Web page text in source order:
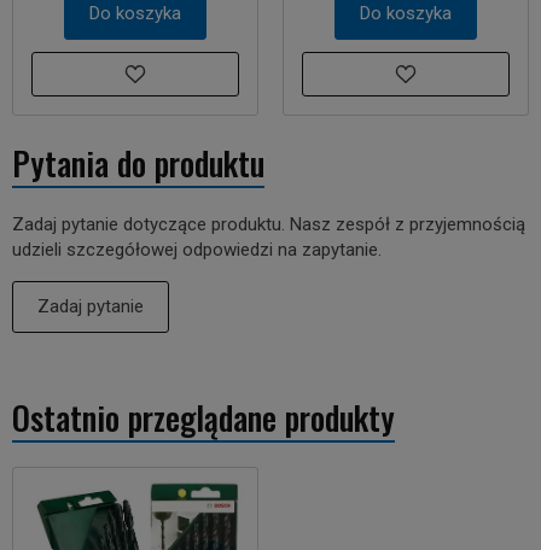
Do koszyka Do koszyka
Pytania do produktu
Zadaj pytanie dotyczące produktu. Nasz zespół z przyjemnością
udzieli szczegółowej odpowiedzi na zapytanie.
Zadaj pytanie
Ostatnio przeglądane produkty